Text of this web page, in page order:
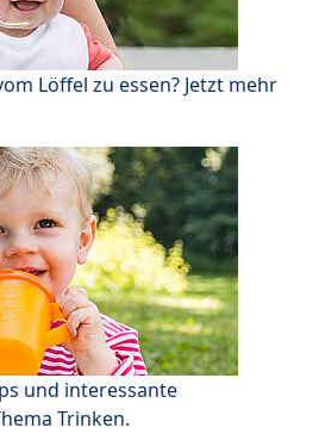
Löffel zu essen? Jetzt mehr
und interessante
Trinken.